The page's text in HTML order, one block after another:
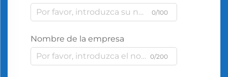
0/100
Nombre de la empresa
0/200